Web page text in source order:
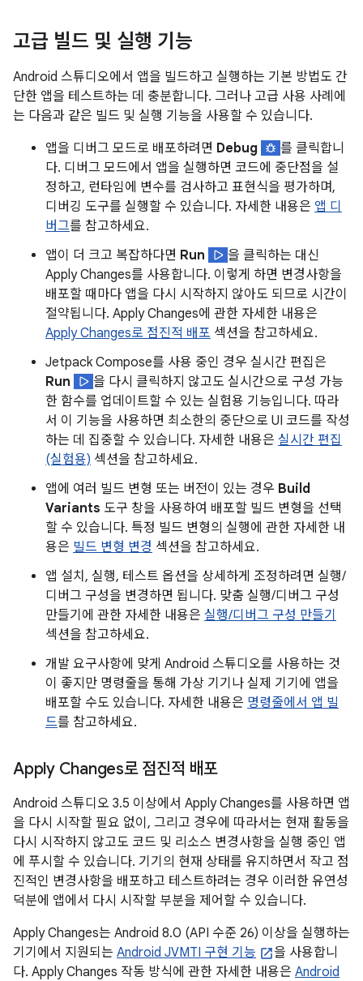
고급 빌드 및 실행 기능
Android 스튜디오에서 앱을 빌드하고 실행하는 기본 방법도 간
단한 앱을 테스트하는 데 충분합니다. 그러나 고급 사용 사례에
는 다음과 같은 빌드 및 실행 기능을 사용할 수 있습니다.
앱을 디버그 모드로 배포하려면 Debug
를 클릭합니
다. 디버그 모드에서 앱을 실행하면 코드에 중단점을 설
정하고, 런타임에 변수를 검사하고 표현식을 평가하며,
디버깅 도구를 실행할 수 있습니다. 자세한 내용은 앱 디
버그를 참고하세요.
앱이 더 크고 복잡하다면 Run
을 클릭하는 대신
Apply Changes를 사용합니다. 이렇게 하면 변경사항을
배포할 때마다 앱을 다시 시작하지 않아도 되므로 시간이
절약됩니다. Apply Changes에 관한 자세한 내용은
Apply Changes로 점진적 배포 섹션을 참고하세요.
Jetpack Compose를 사용 중인 경우 실시간 편집은
Run
을 다시 클릭하지 않고도 실시간으로 구성 가능
한 함수를 업데이트할 수 있는 실험용 기능입니다. 따라
서 이 기능을 사용하면 최소한의 중단으로 UI 코드를 작성
하는 데 집중할 수 있습니다. 자세한 내용은 실시간 편집
(실험용) 섹션을 참고하세요.
앱에 여러 빌드 변형 또는 버전이 있는 경우 Build
Variants 도구 창을 사용하여 배포할 빌드 변형을 선택
할 수 있습니다. 특정 빌드 변형의 실행에 관한 자세한 내
용은 빌드 변형 변경 섹션을 참고하세요.
앱 설치, 실행, 테스트 옵션을 상세하게 조정하려면 실행/
디버그 구성을 변경하면 됩니다. 맞춤 실행/디버그 구성
만들기에 관한 자세한 내용은 실행/디버그 구성 만들기
섹션을 참고하세요.
개발 요구사항에 맞게 Android 스튜디오를 사용하는 것
이 좋지만 명령줄을 통해 가상 기기나 실제 기기에 앱을
배포할 수도 있습니다. 자세한 내용은 명령줄에서 앱 빌
드를 참고하세요.
Apply Changes로 점진적 배포
Android 스튜디오 3.5 이상에서 Apply Changes를 사용하면 앱
을 다시 시작할 필요 없이, 그리고 경우에 따라서는 현재 활동을
다시 시작하지 않고도 코드 및 리소스 변경사항을 실행 중인 앱
에 푸시할 수 있습니다. 기기의 현재 상태를 유지하면서 작고 점
진적인 변경사항을 배포하고 테스트하려는 경우 이러한 유연성
덕분에 앱에서 다시 시작할 부분을 제어할 수 있습니다.
Apply Changes는 Android 8.0 (API 수준 26) 이상을 실행하는
기기에서 지원되는 Android JVMTI 구현 기능
을 사용합니
다. Apply Changes 작동 방식에 관한 자세한 내용은 Android